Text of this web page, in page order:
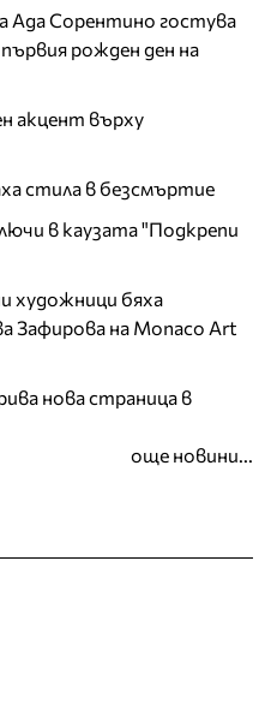
Ада Сорентино гостува
рожден ден на
акцент върху
стила в безсмъртие
в каузата "Подкрепи
художници бяха
Зафирова на Monaco Art
нова страница в
още новини...